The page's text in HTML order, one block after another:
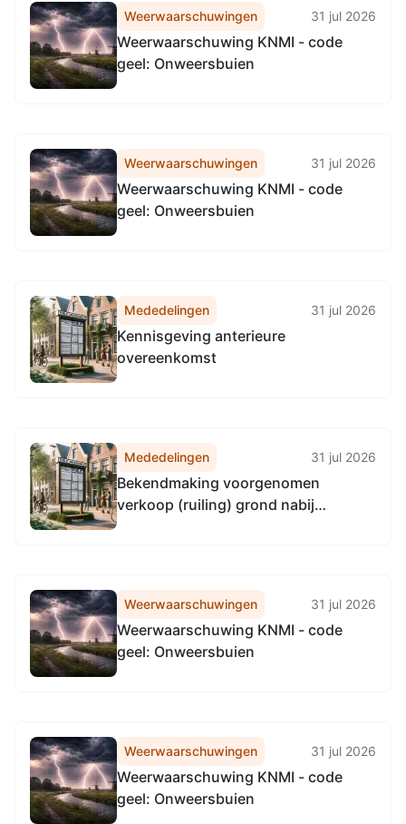
Weerwaarschuwingen 31 jul 2026
Weerwaarschuwing KNMI - code
geel: Onweersbuien
Weerwaarschuwingen 31 jul 2026
Weerwaarschuwing KNMI - code
geel: Onweersbuien
Mededelingen 31 jul 2026
Kennisgeving anterieure
overeenkomst
Mededelingen 31 jul 2026
Bekendmaking voorgenomen
verkoop (ruiling) grond nabij
Weerwaarschuwingen 31 jul 2026
Weerwaarschuwing KNMI - code
geel: Onweersbuien
Weerwaarschuwingen 31 jul 2026
Weerwaarschuwing KNMI - code
geel: Onweersbuien